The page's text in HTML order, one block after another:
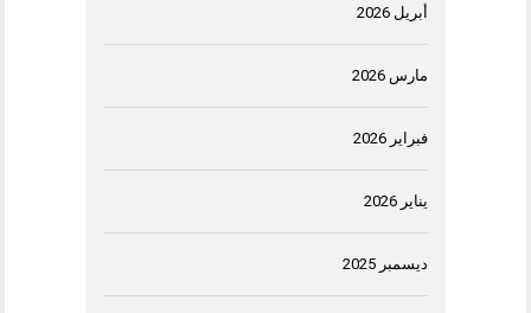
أبريل 2026
مارس 2026
فبراير 2026
يناير 2026
ديسمبر 2025